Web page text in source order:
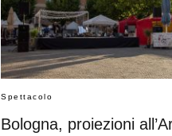
Spettacolo
Bologna, proiezioni